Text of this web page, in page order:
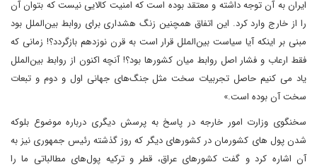
ایران به آن توجه داشته و معتقد بوده است که امنیت کالایی نیست که بتوان آن
را از خارج وارد کرد. این اتفاق همچنین زنگ هشداری برای روابط بین‌الملل بود
مبنی بر اینکه آیا سیاست بین‌الملل قرار است به قرن نوزدهم بازگردد؟! زمانی که
فقط ارعاب و فشار اصل روابط میان کشورها بود؟! آنچه اکنون از روابط بین‌الملل
یاد می کنیم حاصل تجربیات سخت مثل جنگ‌های جهانی اول و دوم و تبعات
سخت آن بوده است.»
سخنگوی وزارت امور خارجه در پاسخ به پرسش دیگری درباره موضوع بلوکه
شدن پول های کشورمان در کشورهای دیگر که روز گذشته رئیس جمهوری نیز به
آن اشاره کرد و گفت کشورهای عراق، قطر و ترکیه پول‌های مطالباتی ما را